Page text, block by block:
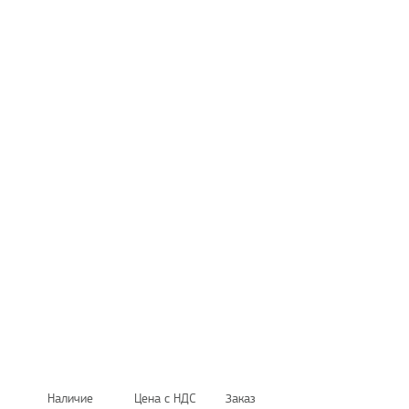
Наличие Цена с НДС Заказ